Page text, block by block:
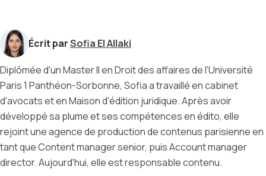
Écrit parSofia El Allaki
Diplômée d'un Master II en Droit des affaires de l'Université
Paris 1 Panthéon-Sorbonne, Sofia a travaillé en cabinet
d'avocats et en Maison d'édition juridique. Après avoir
développé sa plume et ses compétences en édito, elle
rejoint une agence de production de contenus parisienne en
tant que Content manager senior, puis Account manager
director. Aujourd'hui, elle est responsable contenu.